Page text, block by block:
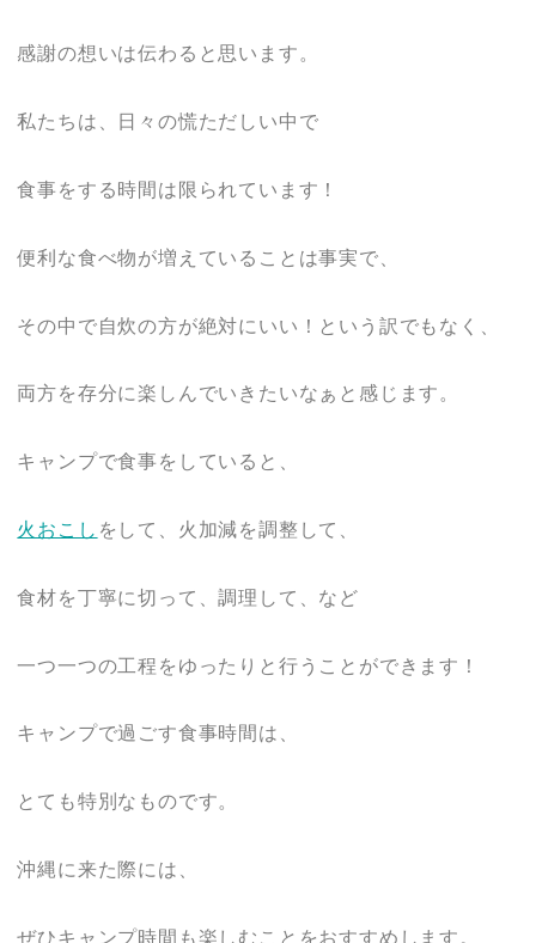
感謝の想いは伝わると思います。
私たちは、日々の慌ただしい中で
食事をする時間は限られています！
便利な食べ物が増えていることは事実で、
その中で自炊の方が絶対にいい！という訳でもなく、
両方を存分に楽しんでいきたいなぁと感じます。
キャンプで食事をしていると、
火おこし をして、火加減を調整して、
食材を丁寧に切って、調理して、など
一つ一つの工程をゆったりと行うことができます！
キャンプで過ごす食事時間は、
とても特別なものです。
沖縄に来た際には、
ぜひキャンプ時間も楽しむことをおすすめします。